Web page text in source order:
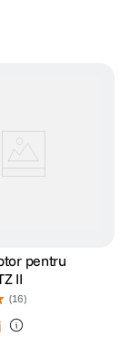
pentru
II
(16)